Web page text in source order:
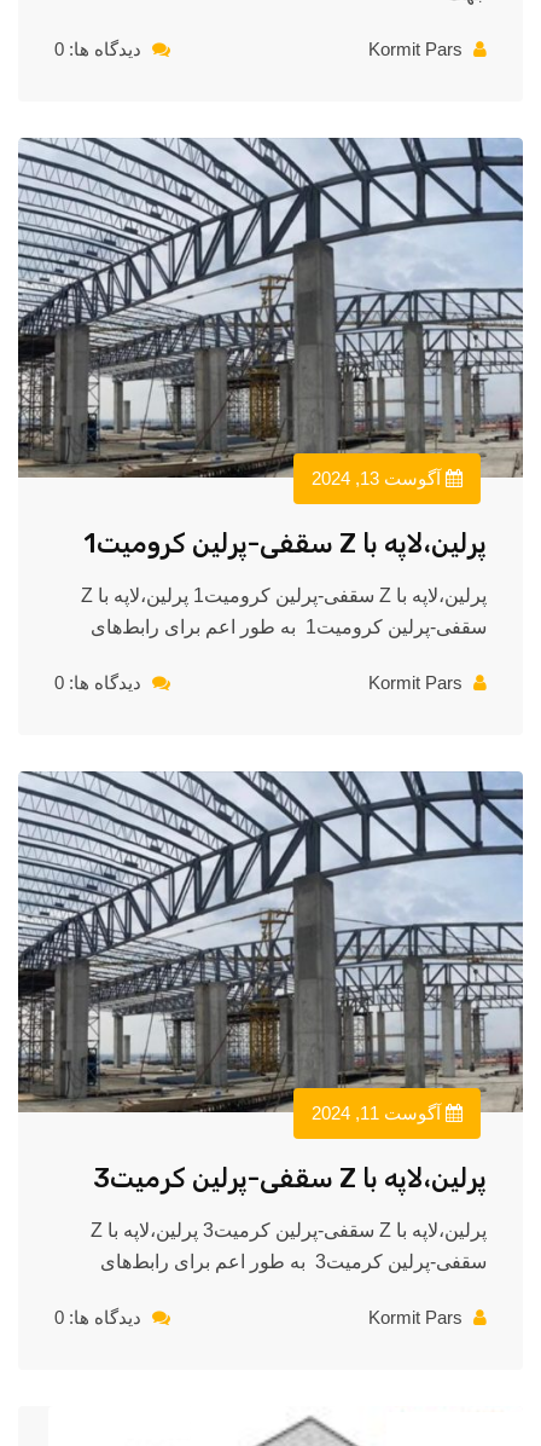
Kormit Pars دیدگاه ها: 0
آگوست 13, 2024
پرلین،لاپه با Z سقفی-پرلین کرومیت1
پرلین،لاپه با Z سقفی-پرلین کرومیت1 پرلین،لاپه با Z
سقفی-پرلین کرومیت1 به طور اعم برای رابط‌های
Kormit Pars دیدگاه ها: 0
آگوست 11, 2024
پرلین،لاپه با Z سقفی-پرلین کرمیت3
پرلین،لاپه با Z سقفی-پرلین کرمیت3 پرلین،لاپه با Z
سقفی-پرلین کرمیت3 به طور اعم برای رابط‌های
Kormit Pars دیدگاه ها: 0